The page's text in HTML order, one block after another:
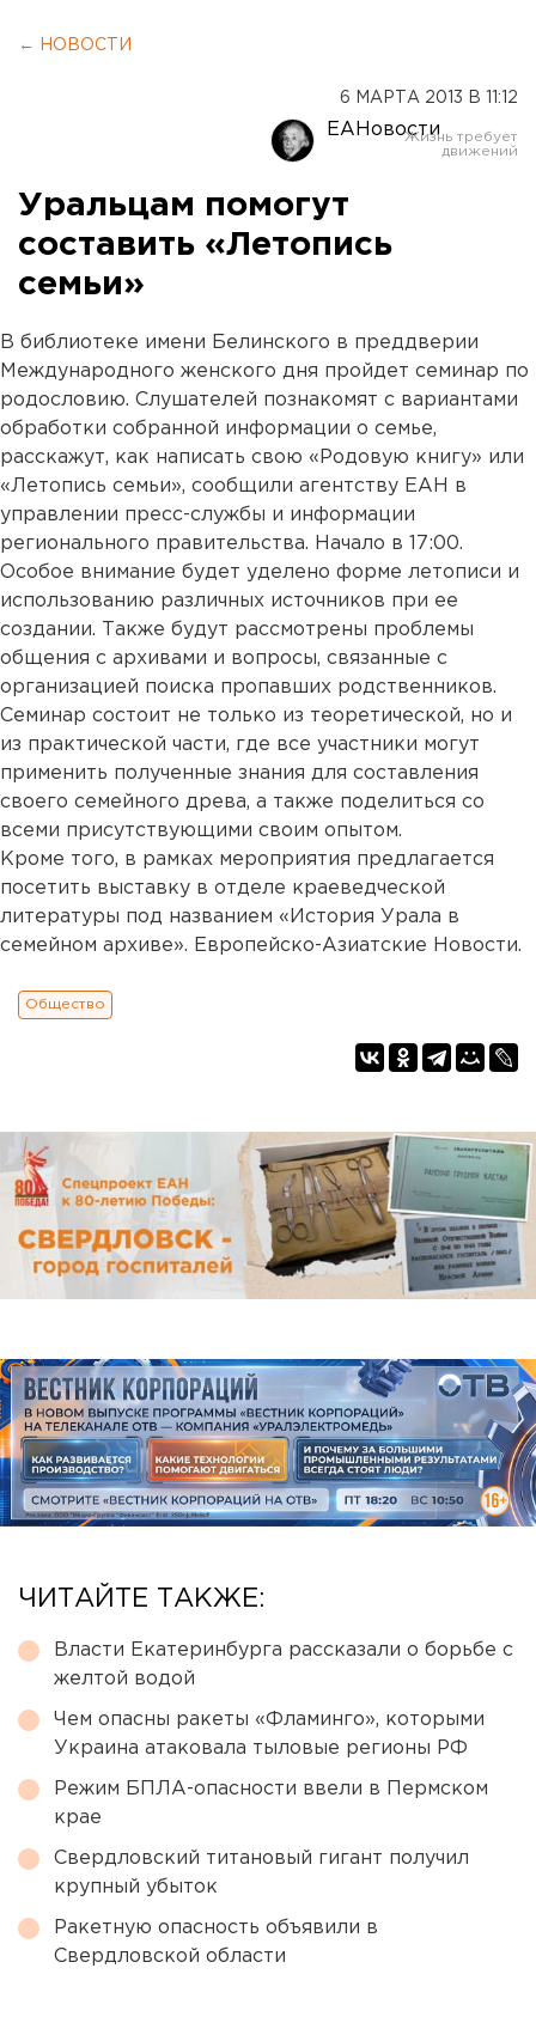
← НОВОСТИ
6 МАРТА 2013 В 11:12
ЕАНовости
Уральцам помогут
составить «Летопись
семьи»
В библиотеке имени Белинского в преддверии
Международного женского дня пройдет семинар по
родословию. Слушателей познакомят с вариантами
обработки собранной информации о семье,
расскажут, как написать свою «Родовую книгу» или
«Летопись семьи», сообщили агентству ЕАН в
управлении пресс-службы и информации
регионального правительства. Начало в 17:00.
Особое внимание будет уделено форме летописи и
использованию различных источников при ее
создании. Также будут рассмотрены проблемы
общения с архивами и вопросы, связанные с
организацией поиска пропавших родственников.
Семинар состоит не только из теоретической, но и
из практической части, где все участники могут
применить полученные знания для составления
своего семейного древа, а также поделиться со
всеми присутствующими своим опытом.
Кроме того, в рамках мероприятия предлагается
посетить выставку в отделе краеведческой
литературы под названием «История Урала в
семейном архиве». Европейско-Азиатские Новости.
Общество
ЧИТАЙТЕ ТАКЖЕ:
Власти Екатеринбурга рассказали о борьбе с
желтой водой
Чем опасны ракеты «Фламинго», которыми
Украина атаковала тыловые регионы РФ
Режим БПЛА-опасности ввели в Пермском
крае
Свердловский титановый гигант получил
крупный убыток
Ракетную опасность объявили в
Свердловской области